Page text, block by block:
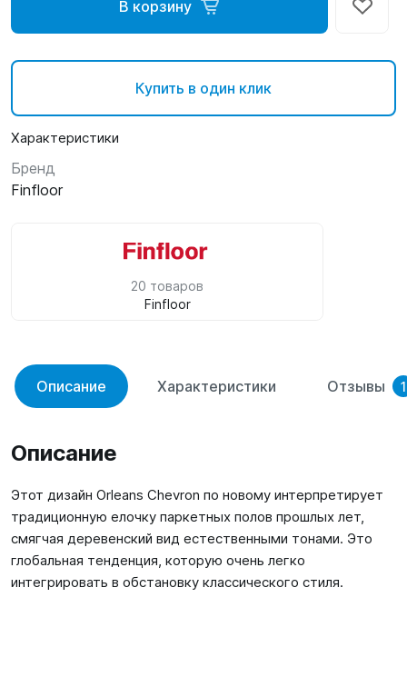
В корзину
Купить в один клик
Характеристики
Бренд
Finfloor
20 товаров
Finfloor
Описание Характеристики Отзывы 1
Описание
Этот дизайн Orleans Chevron по новому интерпретирует
традиционную елочку паркетных полов прошлых лет,
смягчая деревенский вид естественными тонами. Это
глобальная тенденция, которую очень легко
интегрировать в обстановку классического стиля.